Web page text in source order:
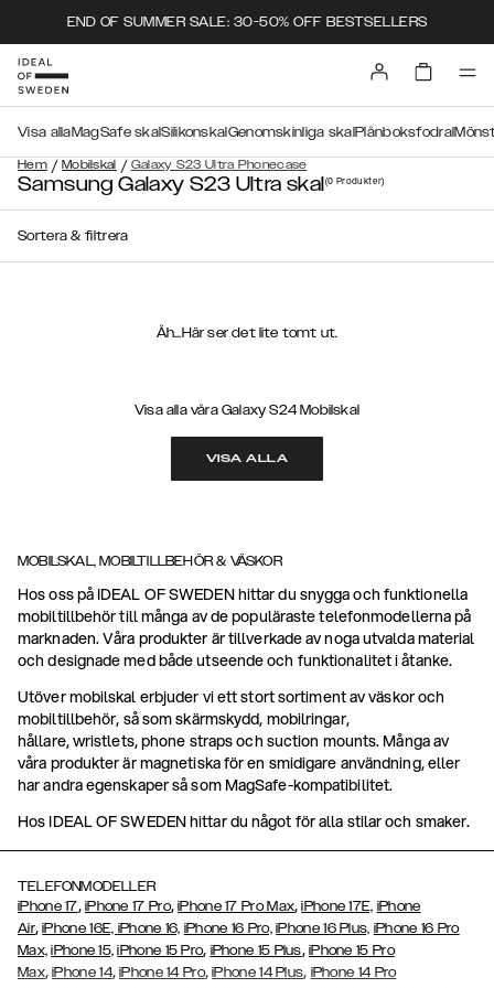
END OF SUMMER SALE: 30-50% OFF BESTSELLERS
Hem / Mobilskal / Galaxy S23 Ultra Phonecase
Visa allaMagSafe skalSilikonskal Genomskinliga skal Plånboksfodral
Samsung Galaxy S23 Ultra skal(0 Produkter)
Sortera & filtrera
Åh...Här ser det lite tomt ut.
Visa alla våra Galaxy S24 Mobilskal
VISA ALLA
MOBILSKAL, MOBILTILLBEHÖR & VÄSKOR
Hos oss på IDEAL OF SWEDEN hittar du snygga och funktionella
mobiltillbehör till många av de populäraste telefonmodellerna på
marknaden. Våra produkter är tillverkade av noga utvalda material
och designade med både utseende och funktionalitet i åtanke.
Utöver mobilskal erbjuder vi ett stort sortiment av väskor och
mobiltillbehör, så som skärmskydd, mobilringar,
hållare, wristlets, phone straps och suction mounts. Många av
våra produkter är magnetiska för en smidigare användning, eller
har andra egenskaper så som MagSafe-kompatibilitet.
Hos IDEAL OF SWEDEN hittar du något för alla stilar och smaker.
TELEFONMODELLER
iPhone 17, iPhone 17 Pro,iPhone 17 Pro Max,iPhone 17E, iPhone
Air,iPhone 16E, iPhone 16, iPhone 16 Pro, iPhone 16 Plus, iPhone 16 Pro
Max, iPhone 15, iPhone 15 Pro, iPhone 15 Plus, iPhone 15 Pro
Max,iPhone 14,iPhone 14 Pro,iPhone 14 Plus, iPhone 14 Pro